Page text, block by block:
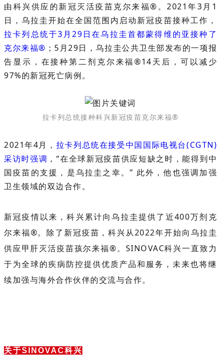
由科兴供应的新冠灭活疫苗克尔来福®。2021年3月1
日，乌拉圭开始在全国范围内启动新冠疫苗接种工作，
拉卡列总统于3月29日在乌拉圭首都蒙得维的亚接种了
克尔来福® ；5月29日，乌拉圭公共卫生部发布的一项报
告显示，在接种第二剂克尔来福®14天后，可以减少
97%的新冠死亡病例。
拉卡列总统接种科兴新冠疫苗克尔来福®
2021年4月， 拉卡列总统在接受中国国际电视台(CGTN)
采访时强调 ，“在全球新冠疫苗供应短缺之时，能得到中
国疫苗的支援，是乌拉圭之幸。” 此外，他也强调加强
卫生领域的双边合作。
新冠疫情以来，科兴累计向乌拉圭提供了近400万剂克
尔来福®。除了新冠疫苗，科兴从2022年开始向乌拉圭
供应甲肝灭活疫苗孩尔来福®。SINOVAC科兴一直致力
于为全球的疾病防控提供优质产品和服务，未来也将继
续加强与海外合作伙伴的交流与合作。
关于SINOVAC科兴